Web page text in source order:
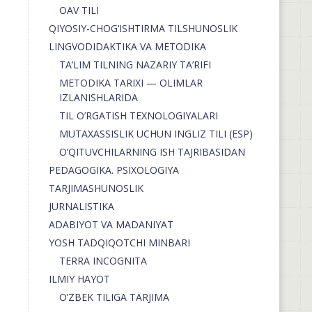
OAV TILI
QIYOSIY-CHOG‘ISHTIRMA TILSHUNOSLIK
LINGVODIDAKTIKA VA METODIKA
TA’LIM TILNING NAZARIY TA’RIFI
METODIKA TARIXI — OLIMLAR
IZLANISHLARIDA
TIL O’RGATISH TEXNOLOGIYALARI
MUTAXASSISLIK UCHUN INGLIZ TILI (ESP)
O’QITUVCHILARNING ISH TAJRIBASIDAN
PEDAGOGIKA. PSIXOLOGIYA
TARJIMASHUNOSLIK
JURNALISTIKA
ADABIYOT VA MADANIYAT
YOSH TADQIQOTCHI MINBARI
TERRA INCOGNITA
ILMIY HAYOT
O’ZBEK TILIGA TARJIMA